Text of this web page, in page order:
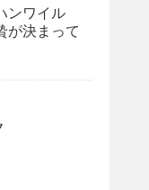
ンワイル
が決まって